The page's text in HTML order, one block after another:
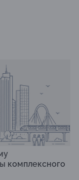
комплексного